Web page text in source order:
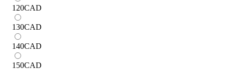
120CAD
130CAD
140CAD
150CAD